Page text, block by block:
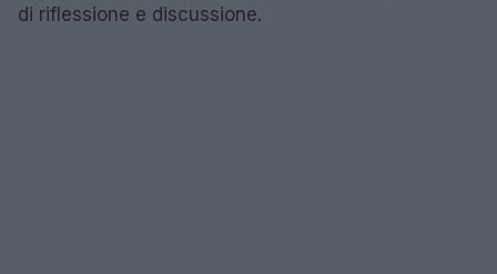
di riflessione e discussione.